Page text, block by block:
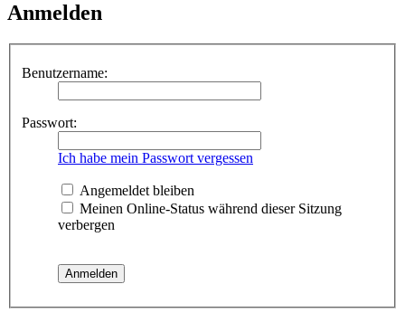
Anmelden
Benutzername:
Passwort:
Ich habe mein Passwort vergessen
Angemeldet bleiben
Meinen Online-Status während dieser Sitzung
verbergen